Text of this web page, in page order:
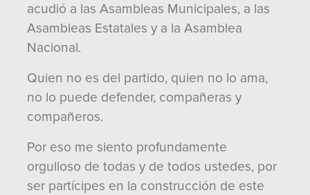
acudió a las Asambleas Municipales, a las
Asambleas Estatales y a la Asamblea
Nacional.
Quien no es del partido, quien no lo ama,
no lo puede defender, compañeras y
compañeros.
Por eso me siento profundamente
orgulloso de todas y de todos ustedes, por
ser partícipes en la construcción de este